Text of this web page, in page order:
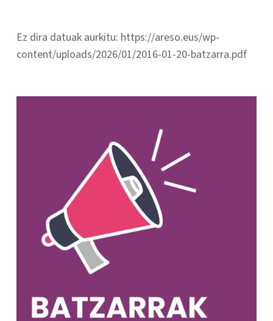
Ez dira datuak aurkitu: https://areso.eus/wp-
content/uploads/2026/01/2016-01-20-batzarra.pdf